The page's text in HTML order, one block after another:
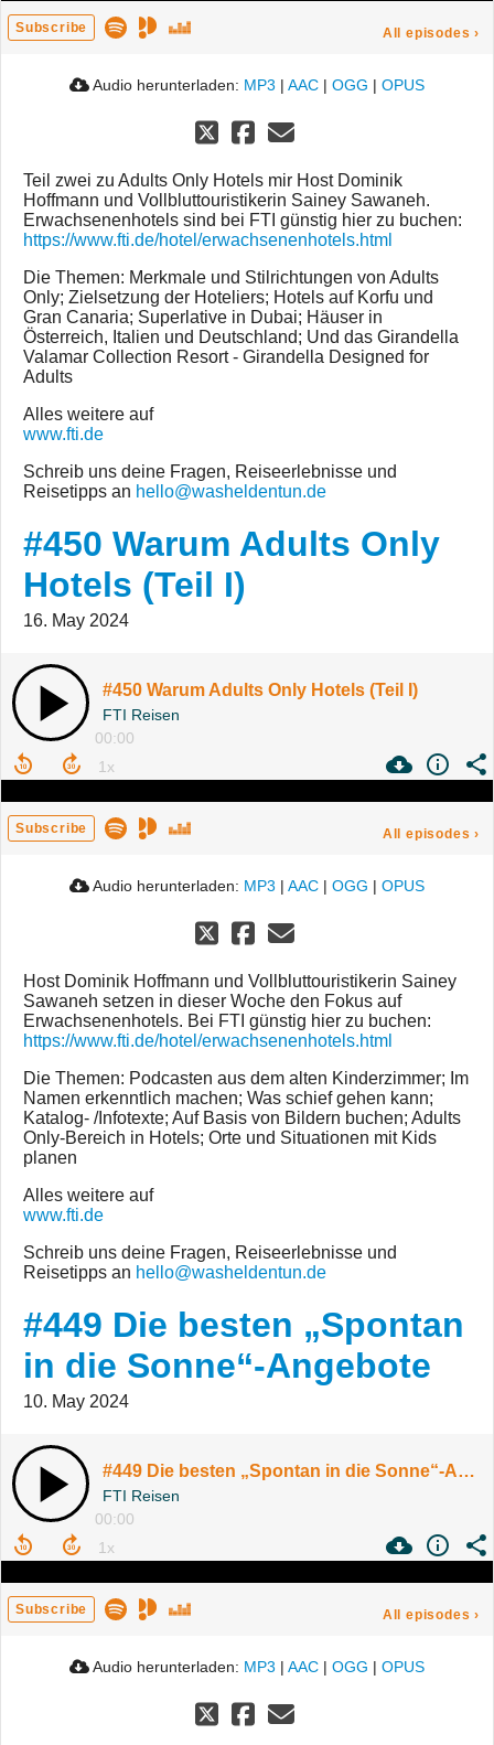
Subscribe All episodes ›
Audio herunterladen: MP3 | AAC | OGG | OPUS
Teil zwei zu Adults Only Hotels mir Host Dominik
Hoffmann und Vollbluttouristikerin Sainey Sawaneh.
Erwachsenenhotels sind bei FTI günstig hier zu buchen:
https://www.fti.de/hotel/erwachsenenhotels.html
Die Themen: Merkmale und Stilrichtungen von Adults
Only; Zielsetzung der Hoteliers; Hotels auf Korfu und
Gran Canaria; Superlative in Dubai; Häuser in
Österreich, Italien und Deutschland; Und das Girandella
Valamar Collection Resort - Girandella Designed for
Adults
Alles weitere auf
www.fti.de
Schreib uns deine Fragen, Reiseerlebnisse und
Reisetipps an hello@washeldentun.de
#450 Warum Adults Only
Hotels (Teil I)
16. May 2024
#450 Warum Adults Only Hotels (Teil I)
FTI Reisen
00:00
Subscribe All episodes ›
Audio herunterladen: MP3 | AAC | OGG | OPUS
Host Dominik Hoffmann und Vollbluttouristikerin Sainey
Sawaneh setzen in dieser Woche den Fokus auf
Erwachsenenhotels. Bei FTI günstig hier zu buchen:
https://www.fti.de/hotel/erwachsenenhotels.html
Die Themen: Podcasten aus dem alten Kinderzimmer; Im
Namen erkenntlich machen; Was schief gehen kann;
Katalog- /Infotexte; Auf Basis von Bildern buchen; Adults
Only-Bereich in Hotels; Orte und Situationen mit Kids
planen
Alles weitere auf
www.fti.de
Schreib uns deine Fragen, Reiseerlebnisse und
Reisetipps an hello@washeldentun.de
#449 Die besten „Spontan
in die Sonne“-Angebote
10. May 2024
#449 Die besten „Spontan in die Sonne“-Angebote
FTI Reisen
00:00
Subscribe All episodes ›
Audio herunterladen: MP3 | AAC | OGG | OPUS